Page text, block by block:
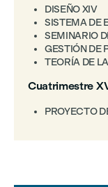
DISEÑO XIV
SISTEMA DE
SEMINARIO
GESTIÓN DE
TEORÍA DE
Cuatrimestre
PROYECTO